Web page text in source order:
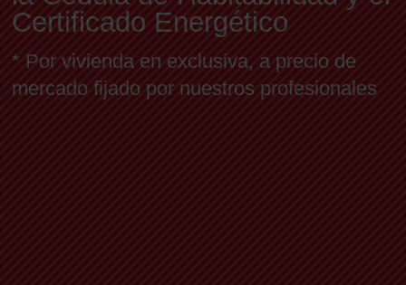
Certificado Energético
* Por vivienda en exclusiva, a precio de
mercado fijado por nuestros profesionales